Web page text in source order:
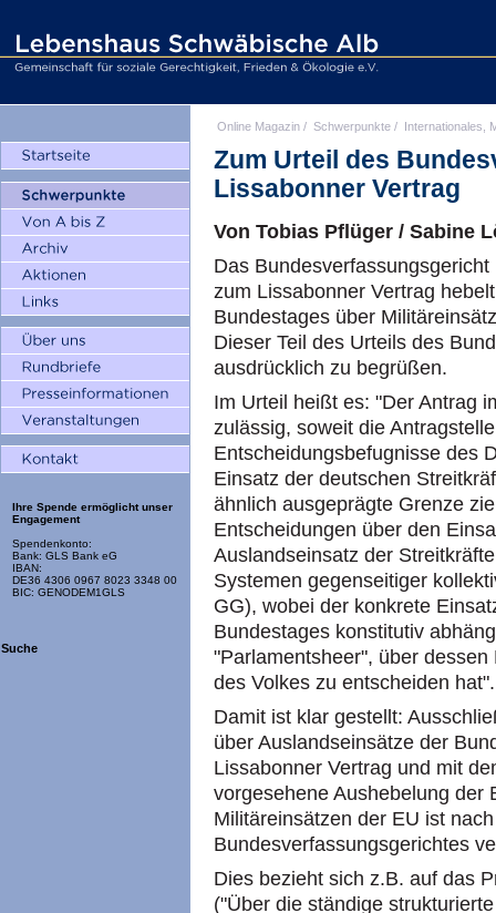
Ihre Spende ermöglicht unser
Engagement
Spendenkonto:
Bank: GLS Bank eG
IBAN:
DE36 4306 0967 8023 3348 00
BIC: GENODEM1GLS
Suche
Online Magazin / Schwerpunkte / Internationales,
Zum Urteil des
Lissabonner Vertrag
Von Tobias Pflüger / Sabine
Das
zum Lissabonner Vertrag
Bundestages über
Dieser Teil des Urteils des
ausdrücklich zu begrüßen.
Im Urteil heißt es: "Der Antrag
zulässig, soweit die
Entscheidungsbefugnisse des
Einsatz der deutschen
ähnlich ausgeprägte Grenze
Entscheidungen über den
Auslandseinsatz der
Systemen gegenseitiger
GG), wobei der konkrete
Bundestages konstitutiv
"Parlamentsheer", über
des Volkes zu entscheiden hat".
Damit ist klar gestellt:
über Auslandseinsätze der
Lissabonner Vertrag und mit
vorgesehene Aushebelung der
Militäreinsätzen der EU ist
Bundesverfassungsgerichtes
Dies bezieht sich z.B. auf das
("Über die ständige